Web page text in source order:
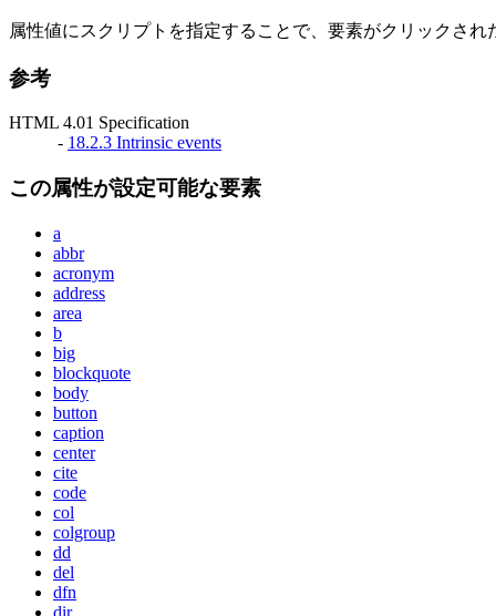
属性値にスクリプトを指定することで、要素がクリックされ
参考
HTML 4.01 Specification
- 18.2.3 Intrinsic events
この属性が設定可能な要素
a
abbr
acronym
address
area
b
big
blockquote
body
button
caption
center
cite
code
col
colgroup
dd
del
dfn
dir